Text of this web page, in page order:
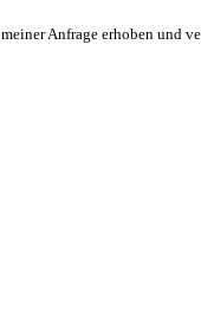
Anfrage erhoben und